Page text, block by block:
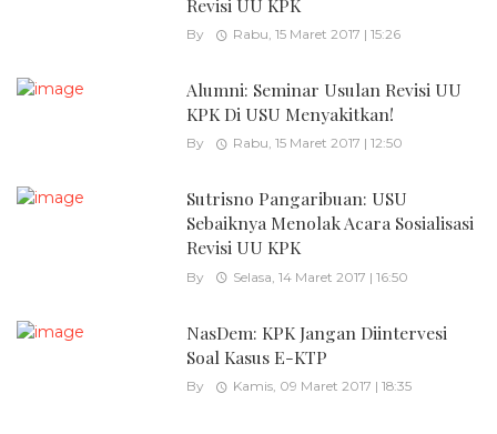
Revisi UU KPK
By Rabu, 15 Maret 2017 | 15:26
Alumni: Seminar Usulan Revisi UU
KPK Di USU Menyakitkan!
By Rabu, 15 Maret 2017 | 12:50
Sutrisno Pangaribuan: USU
Sebaiknya Menolak Acara Sosialisasi
Revisi UU KPK
By Selasa, 14 Maret 2017 | 16:50
NasDem: KPK Jangan Diintervesi
Soal Kasus E-KTP
By Kamis, 09 Maret 2017 | 18:35